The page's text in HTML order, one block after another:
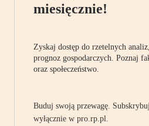
miesięcznie!
Zyskaj dostęp do rzetelnych
prognoz gospodarczych. Poznaj
oraz społeczeństwo.
Buduj swoją przewagę.
wyłącznie w pro.rp.pl.